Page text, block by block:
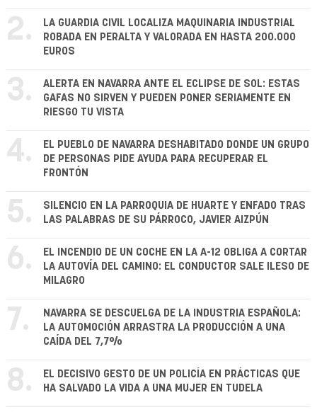
2.
LA GUARDIA CIVIL LOCALIZA MAQUINARIA INDUSTRIAL
ROBADA EN PERALTA Y VALORADA EN HASTA 200.000
EUROS
3.
ALERTA EN NAVARRA ANTE EL ECLIPSE DE SOL: ESTAS
GAFAS NO SIRVEN Y PUEDEN PONER SERIAMENTE EN
RIESGO TU VISTA
4.
EL PUEBLO DE NAVARRA DESHABITADO DONDE UN GRUPO
DE PERSONAS PIDE AYUDA PARA RECUPERAR EL
FRONTÓN
5.
SILENCIO EN LA PARROQUIA DE HUARTE Y ENFADO TRAS
LAS PALABRAS DE SU PÁRROCO, JAVIER AIZPÚN
6.
EL INCENDIO DE UN COCHE EN LA A-12 OBLIGA A CORTAR
LA AUTOVÍA DEL CAMINO: EL CONDUCTOR SALE ILESO DE
MILAGRO
7.
NAVARRA SE DESCUELGA DE LA INDUSTRIA ESPAÑOLA:
LA AUTOMOCIÓN ARRASTRA LA PRODUCCIÓN A UNA
CAÍDA DEL 7,7%
8.
EL DECISIVO GESTO DE UN POLICÍA EN PRÁCTICAS QUE
HA SALVADO LA VIDA A UNA MUJER EN TUDELA